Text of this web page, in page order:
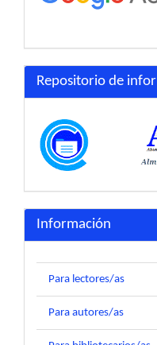
Repositorio de
Información
Para lectores/as
Para autores/as